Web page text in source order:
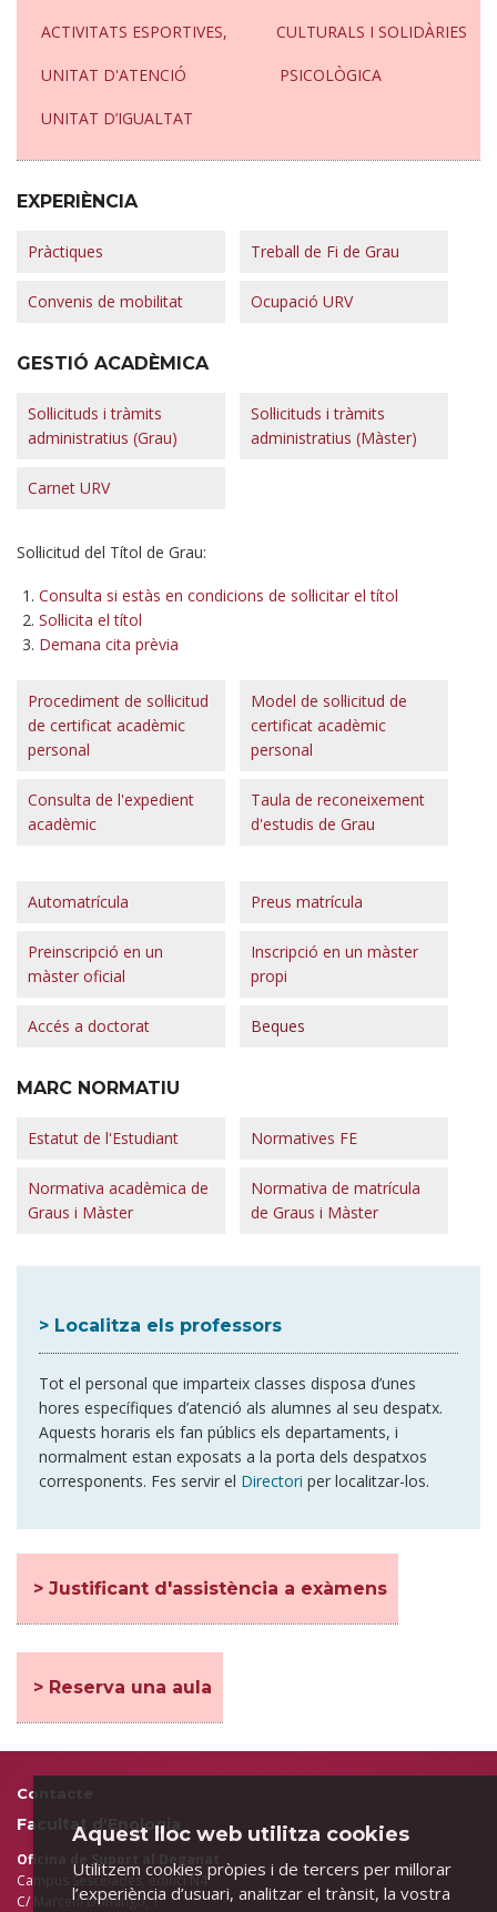
ACTIVITATS ESPORTIVES, CULTURALS I SOLIDÀRIES
UNITAT D'ATENCIÓ PSICOLÒGICA
UNITAT D’IGUALTAT
EXPERIÈNCIA
Pràctiques Treball de Fi de Grau
Convenis de mobilitat Ocupació URV
GESTIÓ ACADÈMICA
Sol·licituds i tràmits
administratius (Grau)
Sol·licituds i tràmits
administratius (Màster)
Carnet URV
Sol·licitud del Títol de Grau:
Consulta si estàs en condicions de sol·licitar el títol
Sol·licita el títol
Demana cita prèvia
Procediment de sol·licitud
de certificat acadèmic
personal
Model de sol·licitud de
certificat acadèmic
personal
Consulta de l'expedient
acadèmic
Taula de reconeixement
d'estudis de Grau
Automatrícula Preus matrícula
Preinscripció en un
màster oficial
Inscripció en un màster
propi
Accés a doctorat Beques
MARC NORMATIU
Estatut de l'Estudiant Normatives FE
Normativa acadèmica de
Graus i Màster
Normativa de matrícula
de Graus i Màster
> Localitza els professors
Tot el personal que imparteix classes disposa d’unes
hores específiques d’atenció als alumnes al seu despatx.
Aquests horaris els fan públics els departaments, i
normalment estan exposats a la porta dels despatxos
corresponents. Fes servir el Directori per localitzar-los.
> Justificant d'assistència a exàmens
> Reserva una aula
Contacte
Facultat d'Enologia
Oficina de Suport al Deganat
Campus Sescelades, edifici N4
C/ Marcel·lí Domingo, 1
Aquest lloc web utilitza cookies
Utilitzem cookies pròpies i de tercers per millorar
l’experiència d’usuari, analitzar el trànsit, la vostra